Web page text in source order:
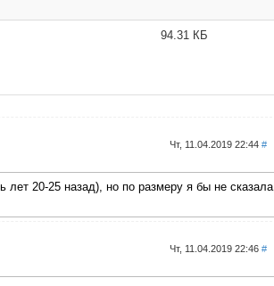
94.31 КБ
Чт, 11.04.2019 22:44#
лет 20-25 назад), но по размеру я бы не сказала,
Чт, 11.04.2019 22:46#